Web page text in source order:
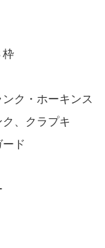
枠
ク・ホーキンス
、クラプキ
ド